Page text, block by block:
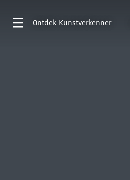
Ontdek Kunstverkenner